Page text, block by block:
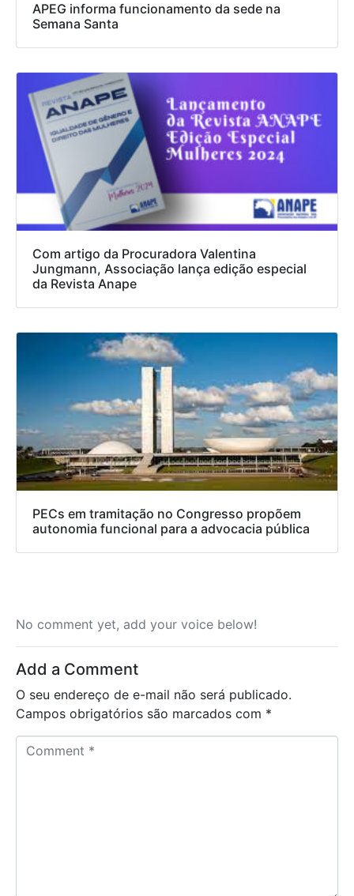
APEG informa funcionamento da sede na
Semana Santa
Com artigo da Procuradora Valentina
Jungmann, Associação lança edição especial
da Revista Anape
PECs em tramitação no Congresso propõem
autonomia funcional para a advocacia pública
No comment yet, add your voice below!
Add a Comment
O seu endereço de e-mail não será publicado.
Campos obrigatórios são marcados com *